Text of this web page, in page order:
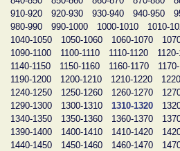
910-920
920-930 930-940 940-950
980-990
990-1000 1000-1010 1010-
1040-1050
1050-1060 1060-1070
1090-1100
1100-1110 1110-1120
1140-1150
1150-1160 1160-1170
1190-1200
1200-1210 1210-1220
1240-1250
1250-1260 1260-1270
1290-1300
1300-1310 1310-1320
1340-1350
1350-1360 1360-1370
1390-1400
1400-1410 1410-1420
1440-1450
1450-1460 1460-1470